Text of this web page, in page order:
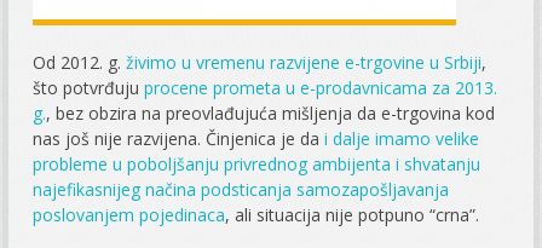
Od 2012. g. živimo u vremenu razvijene e-trgovine u Srbiji,
što potvrđujuprocene prometa u e-prodavnicama za 2013.
g., bez obzira na preovlađujuća mišljenja da e-trgovina kod
nas još nije razvijena. Činjenica je dai dalje imamo velike
probleme u poboljšanju privrednog ambijenta i shvatanju
najefikasnijeg načina podsticanja samozapošljavanja
poslovanjem pojedinaca, ali situacija nije potpuno “crna”.